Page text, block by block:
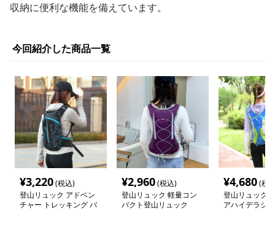
収納に便利な機能を備えています。
今回紹介した商品一覧
¥3,220(税込)
登山リュック アドベン
チャー トレッキング バ
¥2,960(税込)
登山リュック 軽量コン
パクト登山リュック
¥4,680(税
登山リュック
アハイデラシ